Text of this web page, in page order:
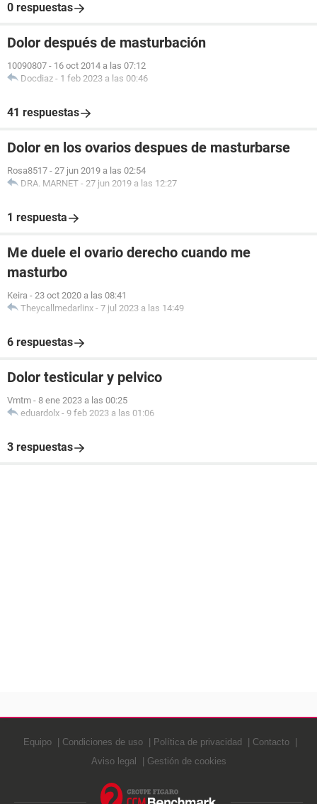
0 respuestas
Dolor después de masturbación
10090807 - 16 oct 2014 a las 07:12
Docdiaz - 1 feb 2023 a las 00:46
41 respuestas
Dolor en los ovarios despues de masturbarse
Rosa8517 - 27 jun 2019 a las 02:54
DRA. MARNET - 27 jun 2019 a las 12:27
1 respuesta
Me duele el ovario derecho cuando me
masturbo
Keira - 23 oct 2020 a las 08:41
Theycallmedarlinx - 7 jul 2023 a las 14:49
6 respuestas
Dolor testicular y pelvico
Vmtm - 8 ene 2023 a las 00:25
eduardolx - 9 feb 2023 a las 01:06
3 respuestas
Equipo Condiciones de uso Política de privacidad
Contacto
Aviso legal
Gestión de cookies